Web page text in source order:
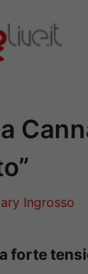
Ingrosso
forte